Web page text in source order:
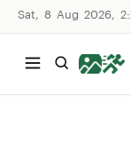
Sat, 8 Aug 2026,